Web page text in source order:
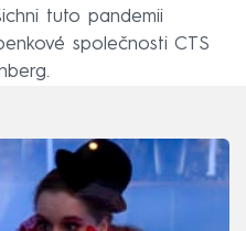
tuto pandemii
společnosti CTS